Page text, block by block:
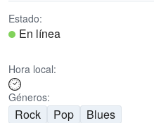
Estado:
En línea
Hora local:
Géneros:
Rock Pop
Blues